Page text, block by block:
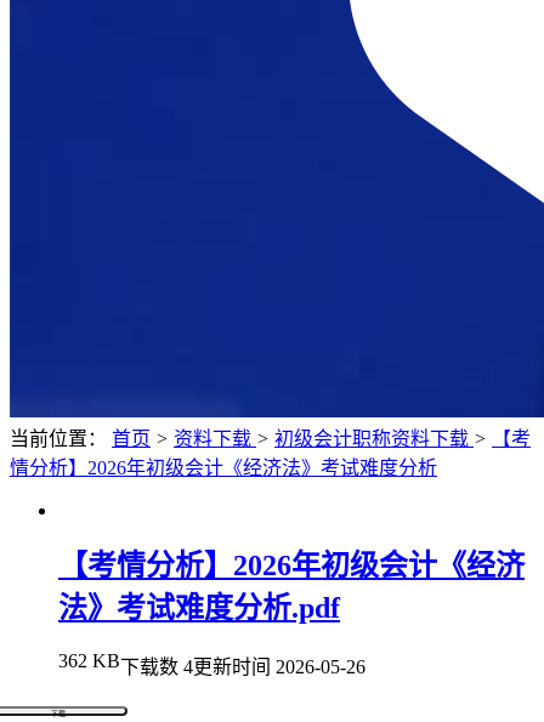
当前位置： 首页 > 资料下载 > 初级会计职称资料下载 >
【考
情分析】2026年初级会计《经济法》考试难度分析
【考情分析】2026年初级会计《经济
法》考试难度分析.pdf
362 KB下载数 4更新时间 2026-05-26
下载